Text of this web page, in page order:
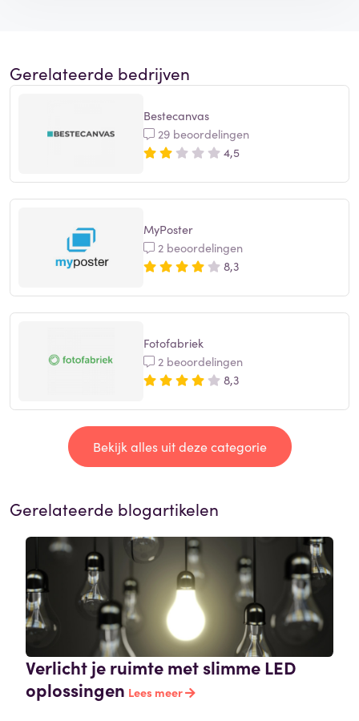
Gerelateerde bedrijven
Bestecanvas
29 beoordelingen
4,5
MyPoster
2 beoordelingen
8,3
Fotofabriek
2 beoordelingen
8,3
Bekijk alles uit deze categorie
Gerelateerde blogartikelen
Verlicht je ruimte met slimme LED
oplossingen Lees meer